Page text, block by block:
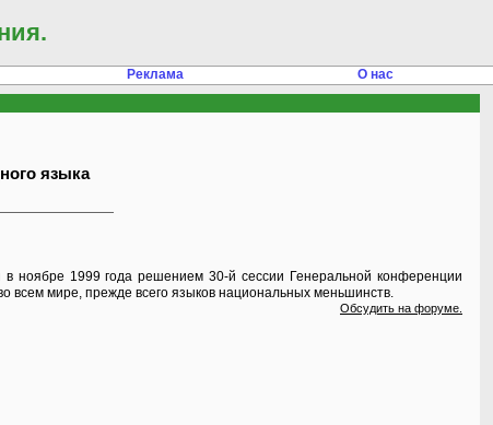
Реклама О нас
языка
ноябре 1999 года решением 30-й сессии Генеральной конференции
мире, прежде всего языков национальных меньшинств.
Обсудить на форуме.